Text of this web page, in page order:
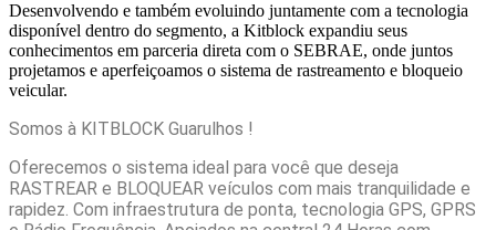
Desenvolvendo e também evoluindo juntamente com a tecnologia
disponível dentro do segmento, a Kitblock expandiu seus
conhecimentos em parceria direta com o SEBRAE, onde juntos
projetamos e aperfeiçoamos o sistema de rastreamento e bloqueio
veicular.
Somos à KITBLOCK Guarulhos !
Oferecemos o sistema ideal para você que deseja
RASTREAR e BLOQUEAR veículos com mais tranquilidade e
rapidez. Com infraestrutura de ponta, tecnologia GPS, GPRS